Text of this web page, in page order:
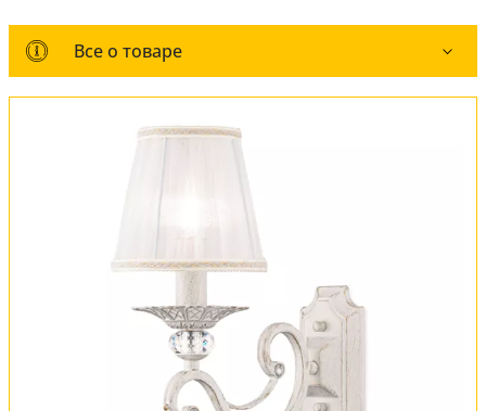
Все о товаре
Все о товаре
Комплект лампочек
Вся коллекция
Оплата и доставка
Обмен и возврат